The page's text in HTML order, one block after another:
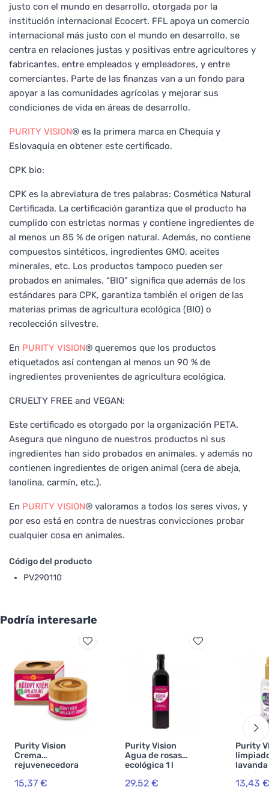
justo con el mundo en desarrollo, otorgada por la
institución internacional Ecocert. FFL apoya un comercio
internacional más justo con el mundo en desarrollo, se
centra en relaciones justas y positivas entre agricultores y
fabricantes, entre empleados y empleadores, y entre
comerciantes. Parte de las finanzas van a un fondo para
apoyar a las comunidades agrícolas y mejorar sus
condiciones de vida en áreas de desarrollo.
PURITY VISION® es la primera marca en Chequia y
Eslovaquia en obtener este certificado.
CPK bio:
CPK es la abreviatura de tres palabras: Cosmética Natural
Certificada. La certificación garantiza que el producto ha
cumplido con estrictas normas y contiene ingredientes de
al menos un 85 % de origen natural. Además, no contiene
compuestos sintéticos, ingredientes GMO, aceites
minerales, etc. Los productos tampoco pueden ser
probados en animales. “BIO” significa que además de los
estándares para CPK, garantiza también el origen de las
materias primas de agricultura ecológica (BIO) o
recolección silvestre.
En PURITY VISION® queremos que los productos
etiquetados así contengan al menos un 90 % de
ingredientes provenientes de agricultura ecológica.
CRUELTY FREE and VEGAN:
Este certificado es otorgado por la organización PETA.
Asegura que ninguno de nuestros productos ni sus
ingredientes han sido probados en animales, y además no
contienen ingredientes de origen animal (cera de abeja,
lanolina, carmín, etc.).
En PURITY VISION® valoramos a todos los seres vivos, y
por eso está en contra de nuestras convicciones probar
cualquier cosa en animales.
Código del producto
PV290110
Podría interesarle
Purity Vision
Crema
rejuvenecedora
Bio Pink 40 ml
15,37 €
Purity Vision
Agua de rosas
ecológica 1 l
29,52 €
Purity
lavanda
13,43 €